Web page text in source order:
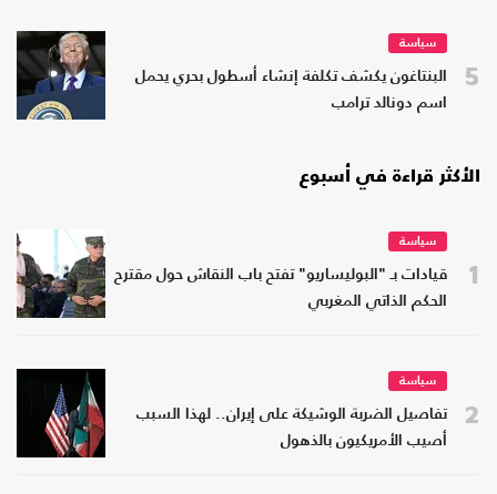
5
سياسة
البنتاغون يكشف تكلفة إنشاء أسطول بحري يحمل
اسم دونالد ترامب
الأكثر قراءة في أسبوع
1
سياسة
قيادات بـ "البوليساريو" تفتح باب النقاش حول مقترح
الحكم الذاتي المغربي
2
سياسة
تفاصيل الضربة الوشيكة على إيران.. لهذا السبب
أصيب الأمريكيون بالذهول